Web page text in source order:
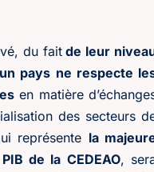
du faitde leur
pays ne respecte
en matière
des secteurs
représente la
de la CEDEAO,